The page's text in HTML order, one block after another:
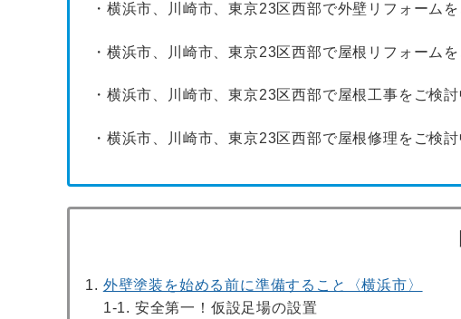
・横浜市、川崎市、東京23区西部で外壁リフォーム
・横浜市、川崎市、東京23区西部で屋根リフォーム
・横浜市、川崎市、東京23区西部で屋根工事をご検
・横浜市、川崎市、東京23区西部で屋根修理をご検
外壁塗装を始める前に準備すること〈横浜市〉
1-1. 安全第一！仮設足場の設置